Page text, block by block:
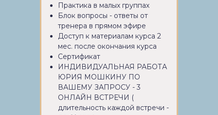
Практика в малых группах
Блок вопросы - ответы от
тренера в прямом эфире
Доступ к материалам курса 2
мес. после окончания курса
Сертификат
ИНДИВИДУАЛЬНАЯ РАБОТА
ЮРИЯ МОШКИНУ ПО
ВАШЕМУ ЗАПРОСУ - 3
ОНЛАЙН ВСТРЕЧИ (
длительность каждой встречи -